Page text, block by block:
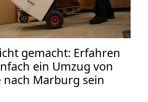
gemacht: Erfahren
ein Umzug von
nach Marburg sein